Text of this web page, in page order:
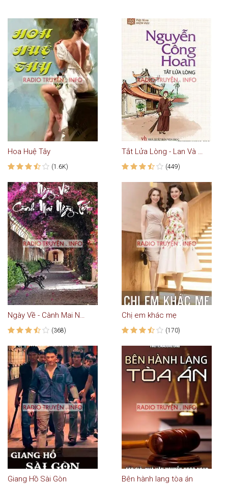
Hoa Huệ Tây
(1.6K)
Tắt Lửa Lòng - Lan Và Điệp
(449)
Ngày Về - Cành Mai Ngày Tết
(368)
Chị em khác mẹ
(170)
Giang Hồ Sài Gòn Bên hành lang tòa án